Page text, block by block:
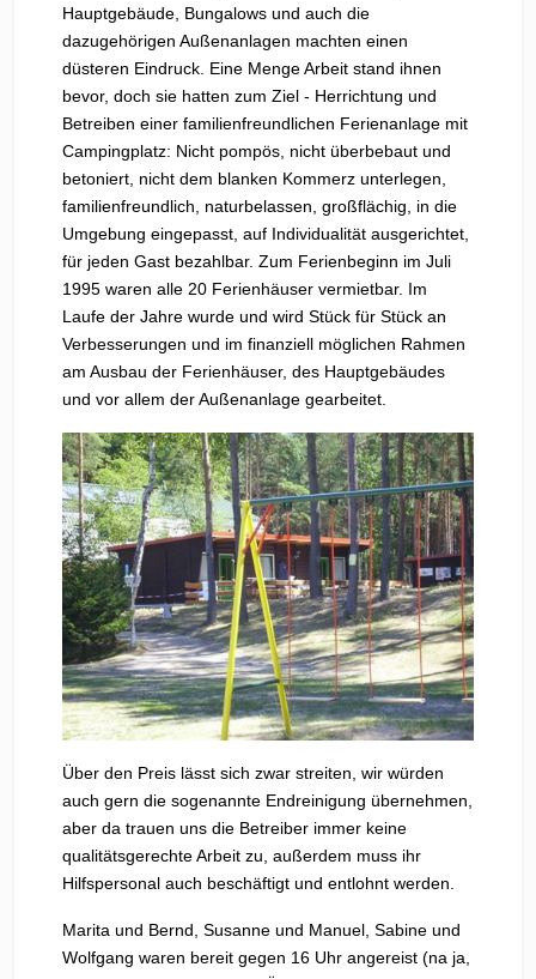
Hauptgebäude, Bungalows und auch die
dazugehörigen Außenanlagen machten einen
düsteren Eindruck. Eine Menge Arbeit stand ihnen
bevor, doch sie hatten zum Ziel - Herrichtung und
Betreiben einer familienfreundlichen Ferienanlage mit
Campingplatz: Nicht pompös, nicht überbebaut und
betoniert, nicht dem blanken Kommerz unterlegen,
familienfreundlich, naturbelassen, großflächig, in die
Umgebung eingepasst, auf Individualität ausgerichtet,
für jeden Gast bezahlbar. Zum Ferienbeginn im Juli
1995 waren alle 20 Ferienhäuser vermietbar. Im
Laufe der Jahre wurde und wird Stück für Stück an
Verbesserungen und im finanziell möglichen Rahmen
am Ausbau der Ferienhäuser, des Hauptgebäudes
und vor allem der Außenanlage gearbeitet.
Über den Preis lässt sich zwar streiten, wir würden
auch gern die sogenannte Endreinigung übernehmen,
aber da trauen uns die Betreiber immer keine
qualitätsgerechte Arbeit zu, außerdem muss ihr
Hilfspersonal auch beschäftigt und entlohnt werden.
Marita und Bernd, Susanne und Manuel, Sabine und
Wolfgang waren bereit gegen 16 Uhr angereist (na ja,